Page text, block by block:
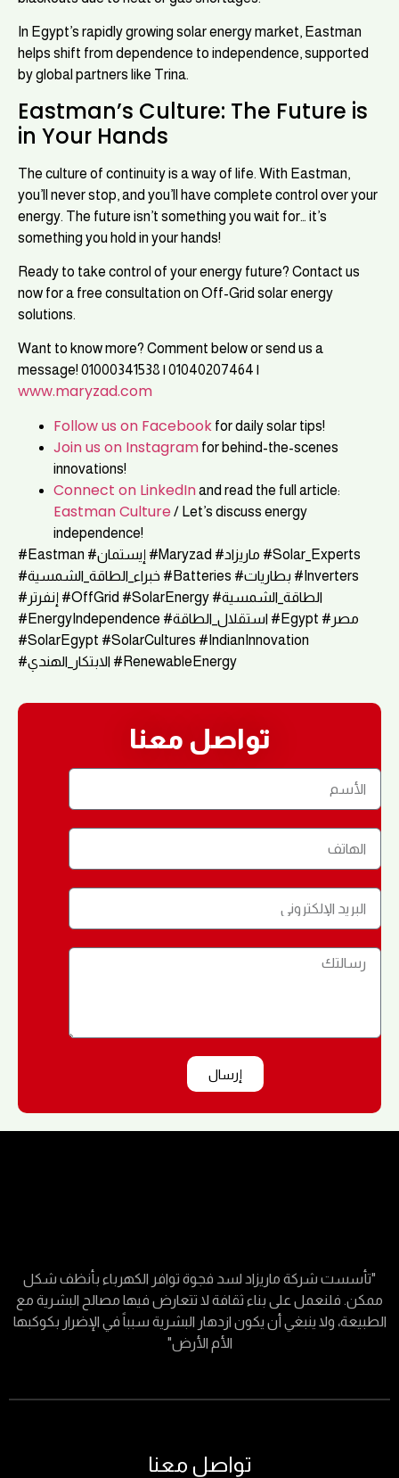
In Egypt’s rapidly growing solar energy market, Eastman
helps shift from dependence to independence, supported
by global partners like Trina.
Eastman’s Culture: The Future is
in Your Hands
The culture of continuity is a way of life. With Eastman,
you’ll never stop, and you’ll have complete control over your
energy. The future isn’t something you wait for… it’s
something you hold in your hands!
Ready to take control of your energy future? Contact us
now for a free consultation on Off-Grid solar energy
solutions.
Want to know more? Comment below or send us a
message! 01000341538 | 01040207464 |
www.maryzad.com
Follow us on Facebook for daily solar tips!
Join us on Instagram for behind-the-scenes
innovations!
Connect on LinkedInand read the full article:
Eastman Culture/ Let’s discuss energy
independence!
#Eastman #إيستمان #Maryzad #ماريزاد #Solar_Experts
#خبراء_الطاقة_الشمسية #Batteries #بطاريات #Inverters
#إنفرتر #OffGrid #SolarEnergy #الطاقة_الشمسية
#EnergyIndependence #استقلال_الطاقة #Egypt #مصر
#SolarEgypt #SolarCultures #IndianInnovation
#الابتكار_الهندي #RenewableEnergy
تواصل معنا
إرسال
"تأسست شركة ماريزاد لسد فجوة توافر الكهرباء بأنظف شكل
ممكن. فلنعمل على بناء ثقافة لا تتعارض فيها مصالح البشرية مع
الطبيعة، ولا ينبغي أن يكون ازدهار البشرية سبباً في الإضرار بكوكبها
الأم الأرض"
تواصل معنا